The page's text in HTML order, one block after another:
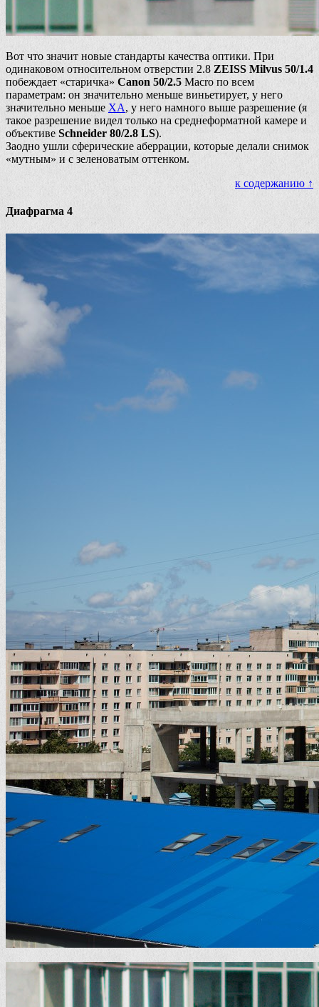
Вот что значит новые стандарты качества оптики. При
одинаковом относительном отверстии 2.8 ZEISS Milvus 50/1.4
побеждает «старичка» Canon 50/2.5 Macro по всем
параметрам: он значительно меньше виньетирует, у него
значительно меньше ХА, у него намного выше разрешение (я
такое разрешение видел только на среднеформатной камере и
объективе Schneider 80/2.8 LS).
Заодно ушли сферические аберрации, которые делали снимок
«мутным» и с зеленоватым оттенком.
к содержанию ↑
Диафрагма 4